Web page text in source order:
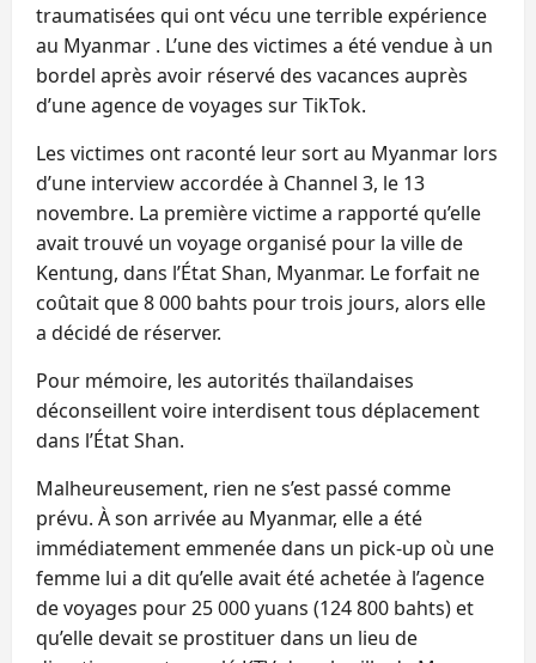
traumatisées qui ont vécu une terrible expérience
au Myanmar . L’une des victimes a été vendue à un
bordel après avoir réservé des vacances auprès
d’une agence de voyages sur TikTok.
Les victimes ont raconté leur sort au Myanmar lors
d’une interview accordée à Channel 3, le 13
novembre. La première victime a rapporté qu’elle
avait trouvé un voyage organisé pour la ville de
Kentung, dans l’État Shan, Myanmar. Le forfait ne
coûtait que 8 000 bahts pour trois jours, alors elle
a décidé de réserver.
Pour mémoire, les autorités thaïlandaises
déconseillent voire interdisent tous déplacement
dans l’État Shan.
Malheureusement, rien ne s’est passé comme
prévu. À son arrivée au Myanmar, elle a été
immédiatement emmenée dans un pick-up où une
femme lui a dit qu’elle avait été achetée à l’agence
de voyages pour 25 000 yuans (124 800 bahts) et
qu’elle devait se prostituer dans un lieu de